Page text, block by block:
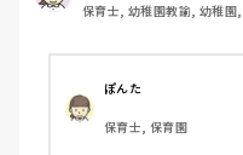
ただ、最近はマダニや他
みなさんの保育園では、
保育士, 幼稚園教諭, 幼稚園
ぽんた
保育士, 保育園